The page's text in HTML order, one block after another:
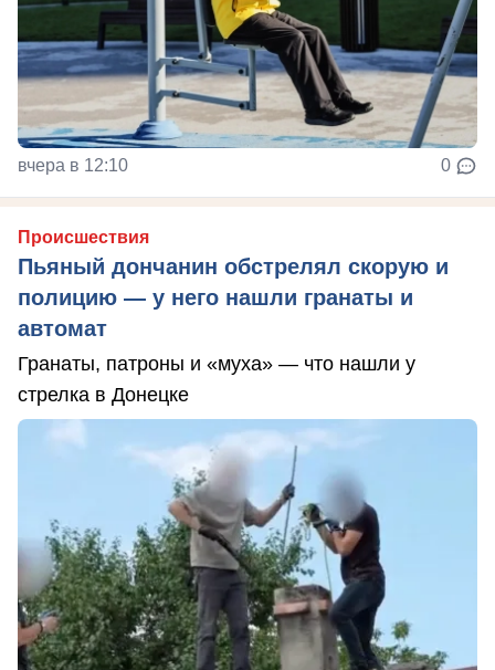
вчера в 12:10 0
Происшествия
Пьяный дончанин обстрелял скорую и
полицию — у него нашли гранаты и
автомат
Гранаты, патроны и «муха» — что нашли у
стрелка в Донецке